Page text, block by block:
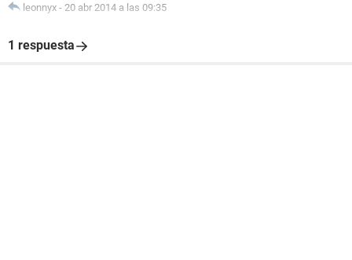
leonnyx - 20 abr 2014 a las 09:35
1 respuesta